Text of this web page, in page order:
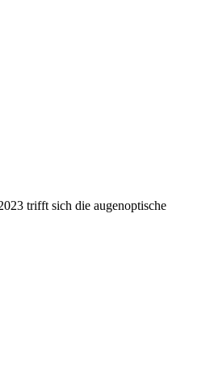
trifft sich die augenoptische